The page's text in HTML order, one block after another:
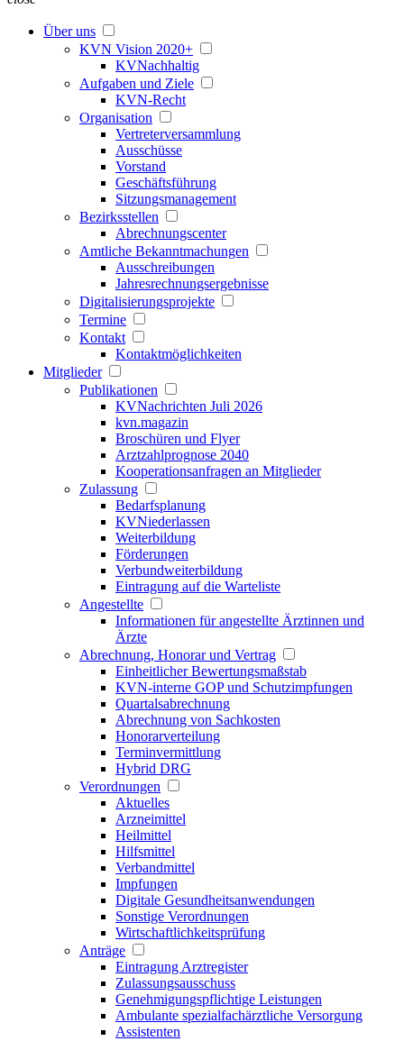
Über uns
KVN Vision 2020+
KVNachhaltig
Aufgaben und Ziele
KVN-Recht
Organisation
Vertreterversammlung
Ausschüsse
Vorstand
Geschäftsführung
Sitzungsmanagement
Bezirksstellen
Abrechnungscenter
Amtliche Bekanntmachungen
Ausschreibungen
Jahresrechnungsergebnisse
Digitalisierungsprojekte
Termine
Kontakt
Kontaktmöglichkeiten
Mitglieder
Publikationen
KVNachrichten Juli 2026
kvn.magazin
Broschüren und Flyer
Arztzahlprognose 2040
Kooperationsanfragen an Mitglieder
Zulassung
Bedarfsplanung
KVNiederlassen
Weiterbildung
Förderungen
Verbundweiterbildung
Eintragung auf die Warteliste
Angestellte
Informationen für angestellte Ärztinnen und
Ärzte
Abrechnung, Honorar und Vertrag
Einheitlicher Bewertungsmaßstab
KVN-interne GOP und Schutzimpfungen
Quartalsabrechnung
Abrechnung von Sachkosten
Honorarverteilung
Terminvermittlung
Hybrid DRG
Verordnungen
Aktuelles
Arzneimittel
Heilmittel
Hilfsmittel
Verbandmittel
Impfungen
Digitale Gesundheitsanwendungen
Sonstige Verordnungen
Wirtschaftlichkeitsprüfung
Anträge
Eintragung Arztregister
Zulassungsausschuss
Genehmigungspflichtige Leistungen
Ambulante spezialfachärztliche Versorgung
Assistenten